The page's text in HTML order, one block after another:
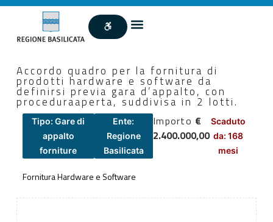
Accordo quadro per la fornitura di
prodotti hardware e software da
definirsi previa gara d’appalto, con
proceduraaperta, suddivisa in 2 lotti.
Tipo: Gare di
appalto
forniture
Ente:
Regione
Basilicata
Importo €
2.400.000,00
Scaduto
da: 168
mesi
Fornitura Hardware e Software